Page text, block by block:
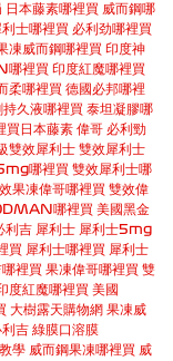
日本藤素哪裡買 威而鋼哪
士哪裡買 必利劲哪裡買
凍威而鋼哪裡買 印度神
哪裡買 印度紅魔哪裡買
柔哪裡買 德國必邦哪裡
久液哪裡買 泰坦凝膠哪
買 日本藤素 偉哥 必利勁
雙效犀利士 雙效犀利士
哪裡買 雙效犀利士哪
果凍偉哥哪裡買 雙效偉
哪裡買 美國黑金
利吉 犀利士 犀利士5mg
買 犀利士哪裡買 犀利士
裡買 果凍偉哥哪裡買 雙
度紅魔哪裡買 美國
大樹露天購物網 果凍威
利吉 綠膜口溶膜
學 威而鋼果凍哪裡買 威